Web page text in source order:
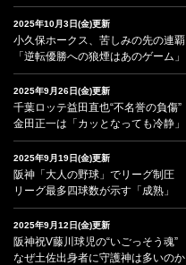
2025年10月3日(金)更新
小久保ホークス、苦しみの先の連覇
「逆転優勝への狼煙はあのゲーム」
2025年9月26日(金)更新
千葉ロッテ益田直也“不名誉の負傷”
金田正一は「カッとなっても冷静」
2025年9月19日(金)更新
阪神「大人の野球」でリーグ制圧
リーグ最多四球数が示す「成熟」
2025年9月12日(金)更新
阪神祝V藤川球児の“いごっそう魂”
なぜ土佐出身者に守護神は多いのか